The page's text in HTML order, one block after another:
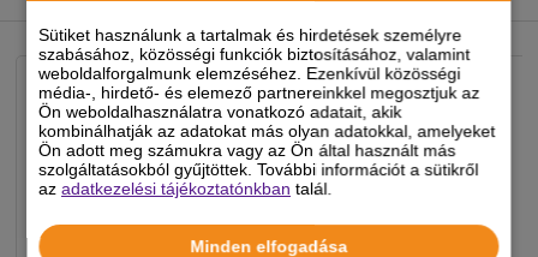
Sütiket használunk a tartalmak és hirdetések személyre
szabásához, közösségi funkciók biztosításához, valamint
weboldalforgalmunk elemzéséhez. Ezenkívül közösségi
média-, hirdető- és elemező partnereinkkel megosztjuk az
Ön weboldalhasználatra vonatkozó adatait, akik
kombinálhatják az adatokat más olyan adatokkal, amelyeket
Ön adott meg számukra vagy az Ön által használt más
szolgáltatásokból gyűjtöttek. További információt a sütikről
azadatkezelési tájékoztatónkban talál.
Minden elfogadása
NEKED AJÁNLJUK